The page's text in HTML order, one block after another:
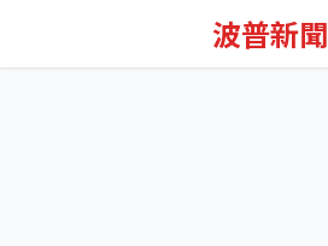
波普新聞